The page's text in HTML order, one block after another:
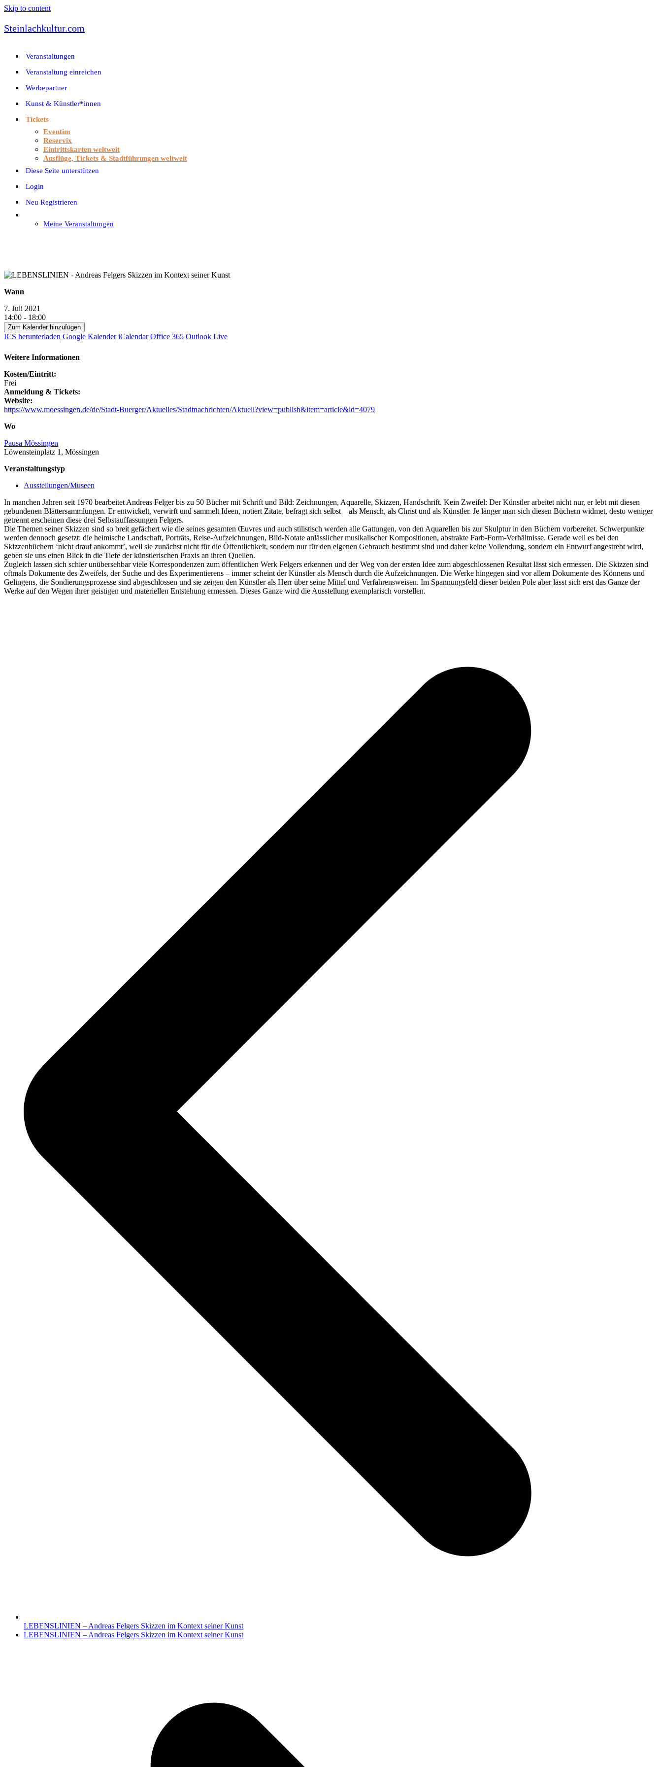
Skip to content
Steinlachkultur.com
Veranstaltungen
Veranstaltung einreichen
Werbepartner
Kunst & Künstler*innen
Tickets
Eventim
Reservix
Eintrittskarten weltweit
Ausflüge, Tickets & Stadtführungen weltweit
Diese Seite unterstützen
Login
Neu Registrieren
Meine Veranstaltungen
Wann
7. Juli 2021
14:00 - 18:00
Zum Kalender hinzufügen
ICS herunterladen Google Kalender iCalendar Office 365 Outlook Live
Weitere Informationen
Kosten/Eintritt:
Frei
Anmeldung & Tickets:
Website:
https://www.moessingen.de/de/Stadt-Buerger/Aktuelles/Stadtnachrichten/Aktuell?view=publish&item=article&id=4079
Wo
Pausa Mössingen
Löwensteinplatz 1, Mössingen
Veranstaltungstyp
Ausstellungen/Museen
In manchen Jahren seit 1970 bearbeitet Andreas Felger bis zu 50 Bücher mit Schrift und Bild: Zeichnungen, Aquarelle, Skizzen, Handschrift. Kein Zweifel: Der Künstler arbeitet nicht nur, er lebt mit diesen
gebundenen Blättersammlungen. Er entwickelt, verwirft und sammelt Ideen, notiert Zitate, befragt sich selbst – als Mensch, als Christ und als Künstler. Je länger man sich diesen Büchern widmet, desto weniger
getrennt erscheinen diese drei Selbstauffassungen Felgers.
Die Themen seiner Skizzen sind so breit gefächert wie die seines gesamten Œuvres und auch stilistisch werden alle Gattungen, von den Aquarellen bis zur Skulptur in den Büchern vorbereitet. Schwerpunkte
werden dennoch gesetzt: die heimische Landschaft, Porträts, Reise-Aufzeichnungen, Bild-Notate anlässlicher musikalischer Kompositionen, abstrakte Farb-Form-Verhältnisse. Gerade weil es bei den
Skizzenbüchern ‘nicht drauf ankommt’, weil sie zunächst nicht für die Öffentlichkeit, sondern nur für den eigenen Gebrauch bestimmt sind und daher keine Vollendung, sondern ein Entwurf angestrebt wird,
geben sie uns einen Blick in die Tiefe der künstlerischen Praxis an ihren Quellen.
Zugleich lassen sich schier unübersehbar viele Korrespondenzen zum öffentlichen Werk Felgers erkennen und der Weg von der ersten Idee zum abgeschlossenen Resultat lässt sich ermessen. Die Skizzen sind
oftmals Dokumente des Zweifels, der Suche und des Experimentierens – immer scheint der Künstler als Mensch durch die Aufzeichnungen. Die Werke hingegen sind vor allem Dokumente des Könnens und
Gelingens, die Sondierungsprozesse sind abgeschlossen und sie zeigen den Künstler als Herr über seine Mittel und Verfahrensweisen. Im Spannungsfeld dieser beiden Pole aber lässt sich erst das Ganze der
Werke auf den Wegen ihrer geistigen und materiellen Entstehung ermessen. Dieses Ganze wird die Ausstellung exemplarisch vorstellen.
LEBENSLINIEN – Andreas Felgers Skizzen im Kontext seiner Kunst
Nächster
LEBENSLINIEN – Andreas Felgers Skizzen im Kontext seiner Kunst